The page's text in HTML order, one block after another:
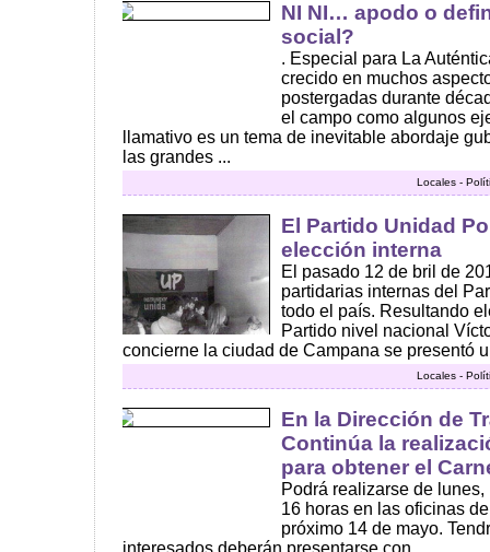
NI NI… apodo o
social?
. Especial para La
crecido en muchos
postergadas durante
el campo como algunos
llamativo es un tema de inevitable abordaje
las grandes ...
Locales -
El Partido Unidad
elección interna
El pasado 12 de bril de
partidarias internas del
todo el país. Resultando
Partido nivel nacional
concierne la ciudad de Campana se presentó
Locales -
En la Dirección de
Continúa la
para obtener el
Podrá realizarse de
16 horas en las oficinas
próximo 14 de mayo.
interesados deberán presentarse con ...